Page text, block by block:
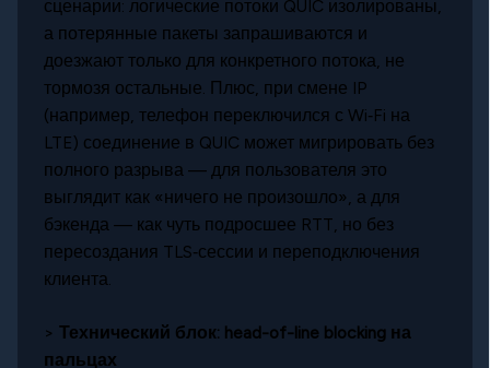
сценарии: логические потоки QUIC изолированы,
а потерянные пакеты запрашиваются и
доезжают только для конкретного потока, не
тормозя остальные. Плюс, при смене IP
(например, телефон переключился с Wi‑Fi на
LTE) соединение в QUIC может мигрировать без
полного разрыва — для пользователя это
выглядит как «ничего не произошло», а для
бэкенда — как чуть подросшее RTT, но без
пересоздания TLS‑сессии и переподключения
клиента.
>Технический блок: head-of-line blocking на
пальцах